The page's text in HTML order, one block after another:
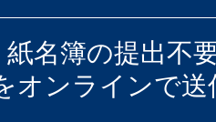
紙名簿の提出不
オンラインで